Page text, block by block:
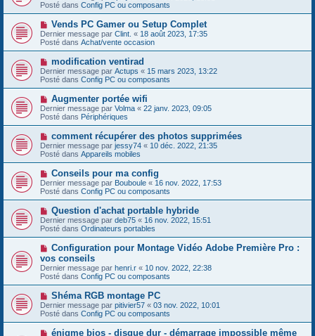
a
g
e
m
e
s
s
a
g
u
v
e
u
m
e
s
s
a
g
Posté dans Config PC ou composants
N
o
u
v
a
u
m
e
s
s
a
g
Vends PC Gamer ou Setup Complet
Dernier message par Clint. « 18 août 2023, 17:35
Posté dans Achat/vente occasion
N
o
u
v
a
u
m
e
s
s
a
g
e
modification ventirad
Dernier message par Actups « 15 mars 2023, 13:22
Posté dans Config PC ou composants
N
o
u
v
a
u
m
e
s
s
a
g
e
Augmenter portée wifi
Dernier message par Volma « 22 janv. 2023, 09:05
Posté dans Périphériques
N
o
u
v
a
u
m
e
s
s
a
g
e
comment récupérer des photos supprimées
Dernier message par jessy74 « 10 déc. 2022, 21:35
Posté dans Appareils mobiles
N
o
u
v
a
u
m
e
s
s
a
g
e
Conseils pour ma config
Dernier message par Bouboule « 16 nov. 2022, 17:53
Posté dans Config PC ou composants
N
o
u
v
a
u
m
e
s
s
a
g
e
Question d'achat portable hybride
Dernier message par deb75 « 16 nov. 2022, 15:51
Posté dans Ordinateurs portables
N
u
v
e
a
u
m
e
s
s
Configuration pour Montage Vidéo Adobe Première Pro :
vos conseils
Dernier message par henri.r « 10 nov. 2022, 22:38
Posté dans Config PC ou composants
N
o
u
v
Shéma RGB montage PC
Dernier message par pitivier57 « 03 nov. 2022, 10:01
Posté dans Config PC ou composants
Nénigme bios - disque dur - démarrage impossible même